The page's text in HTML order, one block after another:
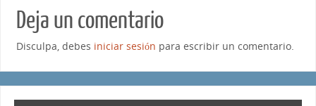
Deja un comentario
Disculpa, debes iniciar sesión para escribir un comentario.